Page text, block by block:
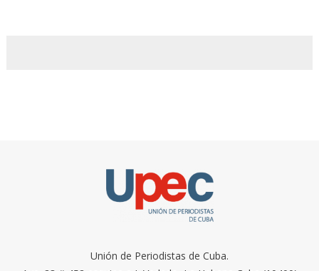
Unión de Periodistas de Cuba.